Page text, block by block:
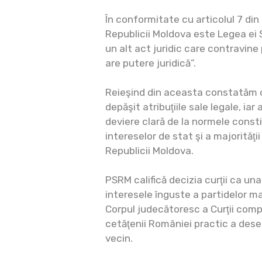
În conformitate cu articolul 7 din
Republicii Moldova este Legea ei
un alt act juridic care contravine
are putere juridică”.
Reieşind din aceasta constatăm
depăşit atribuţiile sale legale, iar
deviere clară de la normele
intereselor de stat şi a
Republicii Moldova.
PSRM califică decizia curţii ca
interesele înguste a partidelor
Corpul judecătoresc a Curţii
cetăţenii României practic a
vecin.